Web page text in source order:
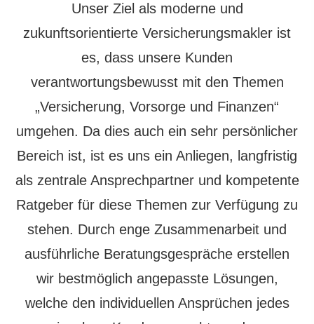
Unser Ziel als moderne und
zukunftsorientierte Ver­sicherungs­makler ist
es, dass unsere Kunden
verantwortungsbewusst mit den Themen
„Versicherung, Vorsorge und Finanzen“
umgehen. Da dies auch ein sehr persönlicher
Bereich ist, ist es uns ein Anliegen, langfristig
als zentrale Ansprechpartner und kompetente
Ratgeber für diese Themen zur Verfügung zu
stehen. Durch enge Zusammenarbeit und
ausführliche Beratungsgespräche erstellen
wir bestmöglich angepasste Lösungen,
welche den individuellen Ansprüchen jedes